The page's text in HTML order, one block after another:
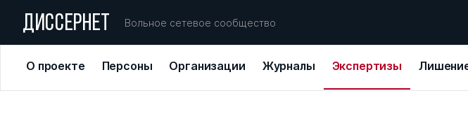
ДИССЕРНЕТ Вольное сетевое сообщество
О проекте Персоны Организации Журналы Экспертизы